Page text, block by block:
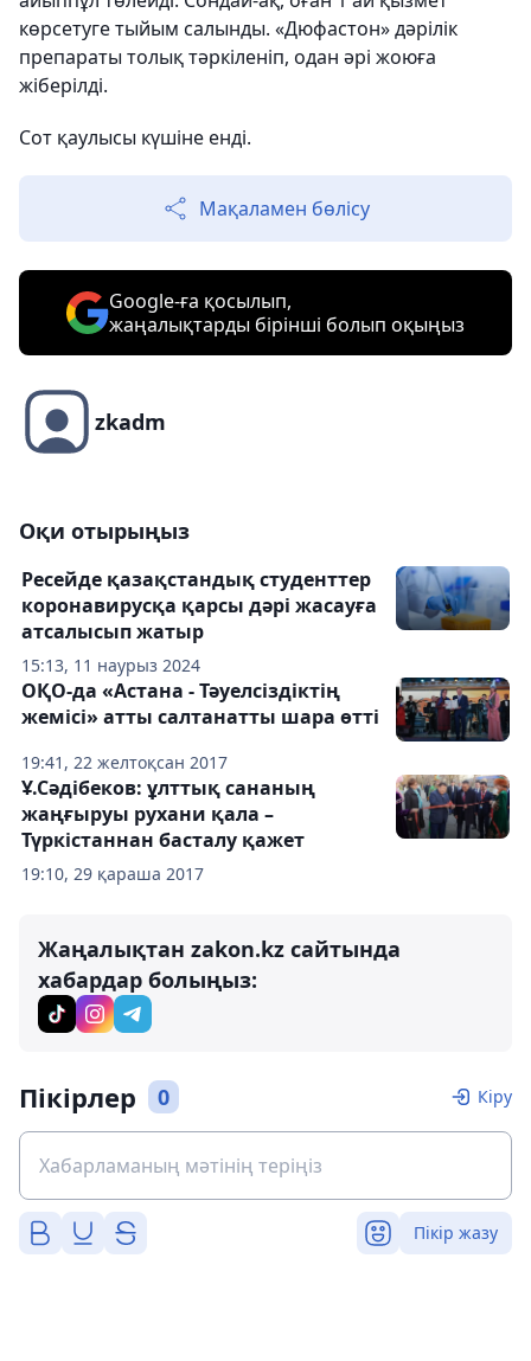
көрсетуге тыйым салынды. «Дюфастон» дәрілік
препараты толық тәркіленіп, одан әрі жоюға
жіберілді.
Сот қаулысы күшіне енді.
Мақаламен бөлісу
Google-ға қосылып,
жаңалықтарды бірінші болып оқыңыз
zkadm
Оқи отырыңыз
15:13, 11 наурыз 2024
Ресейде қазақстандық студенттер
коронавирусқа қарсы дәрі жасауға
атсалысып жатыр
19:41, 22 желтоқсан 2017
ОҚО-да «Астана - Тәуелсіздіктің
жемісі» атты салтанатты шара өтті
19:10, 29 қараша 2017
Ұ.Сәдібеков: ұлттық сананың
жаңғыруы рухани қала –
Түркістаннан басталу қажет
Жаңалықтан zakon.kz сайтында
хабардар болыңыз:
Пікірлер 0 Кіру
Пікір жазу